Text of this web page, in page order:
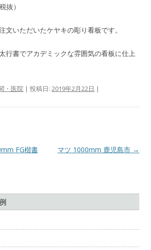
抜）
文いただいたケヤキの彫り看板です。
行書でアカデミックな雰囲気の看板に仕上
・医院 | 投稿日: 2019年2月22日 |
FG楷書
マツ 1000mm 鹿児島市 →